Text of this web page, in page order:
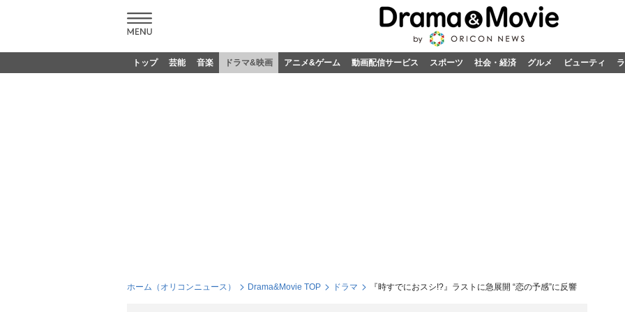
トップ 芸能 音楽 ドラマ&映画 アニメ&ゲーム 動画配信サービス スポーツ 社会・経済 グルメ ビューティ
ホーム（オリコンニュース） Drama&Movie TOP ドラマ 『時すでにおスシ!?』ラストに急展開 “恋の予感”に反響